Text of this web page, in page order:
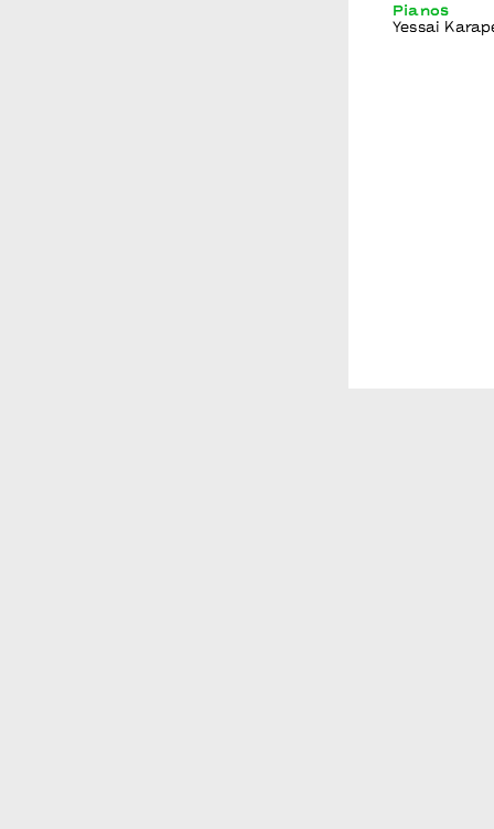
Pianos
Yessai